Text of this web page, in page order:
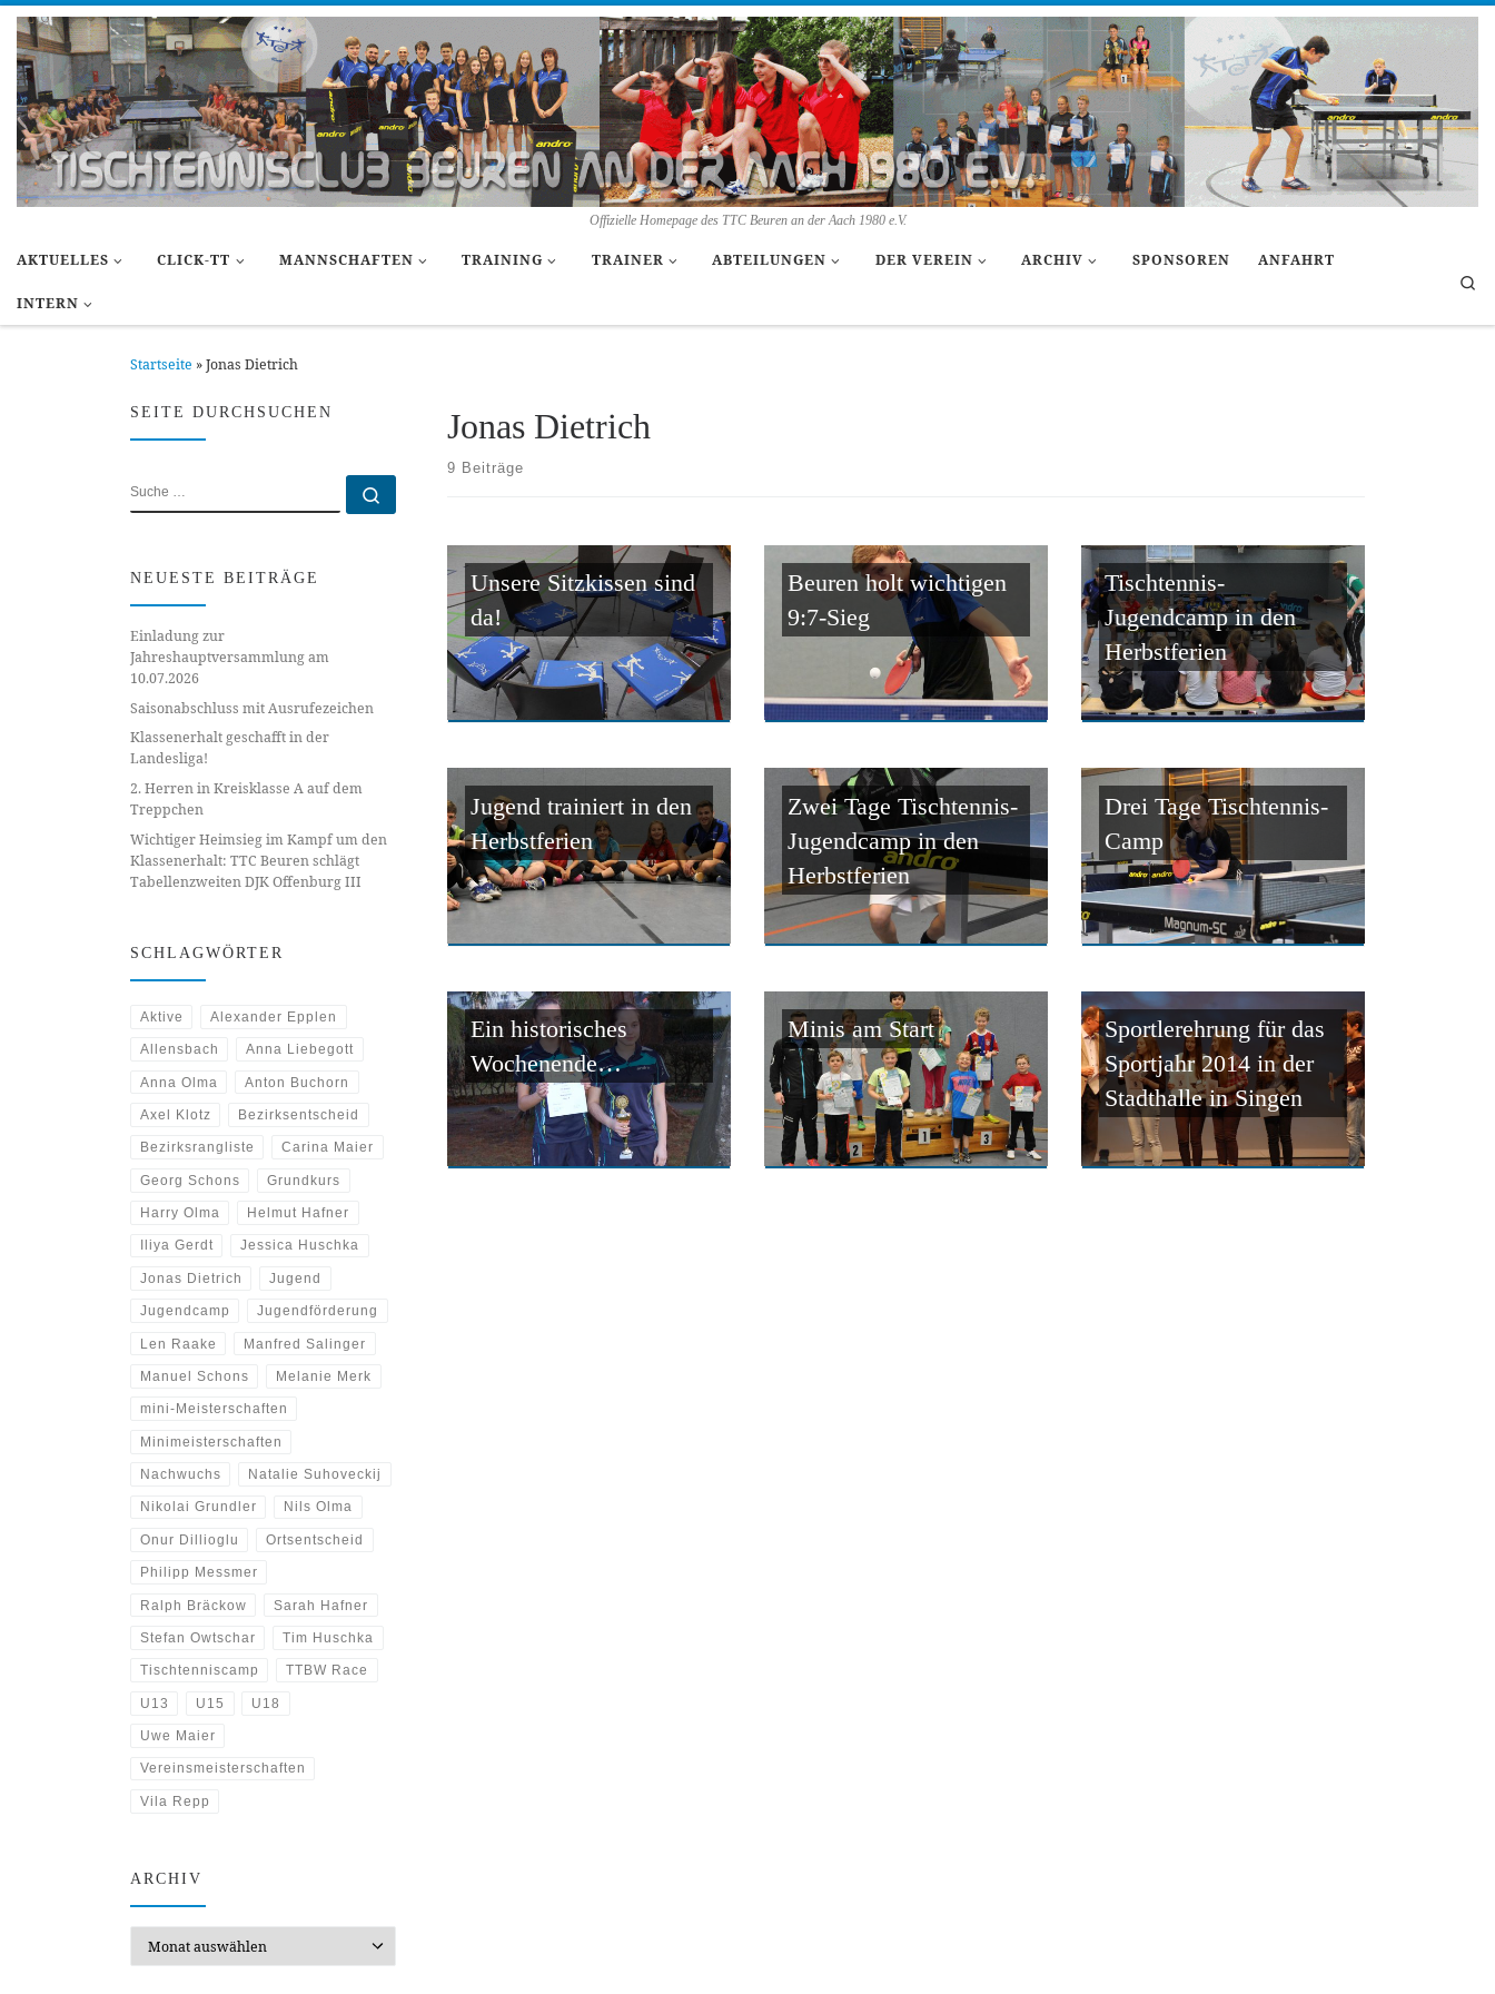
Zum Inhalt springen
Offizielle Homepage des TTC Beuren an der Aach 1980 e.V.
AKTUELLES CLICK-TT MANNSCHAFTEN TRAINING TRAINER ABTEILUNGEN DER VEREIN ARCHIV SPONSOREN ANFAHRT
INTERN
Startseite »Jonas Dietrich
Jonas Dietrich
9 Beiträge
Unsere Sitzkissen sind
da!
Beuren holt wichtigen
9:7-Sieg
Tischtennis-
Jugendcamp in den
Herbstferien
Jugend trainiert in den
Herbstferien
Zwei Tage Tischtennis-
Jugendcamp in den
Herbstferien
Drei Tage Tischtennis-
Camp
Ein historisches
Wochenende…
Minis am Start
Sportlerehrung für das
Sportjahr 2014 in der
Stadthalle in Singen
SEITE DURCHSUCHEN
SUCHE
NEUESTE BEITRÄGE
Einladung zur
Jahreshauptversammlung am
10.07.2026
Saisonabschluss mit Ausrufezeichen
Klassenerhalt geschafft in der
Landesliga!
2. Herren in Kreisklasse A auf dem
Treppchen
Wichtiger Heimsieg im Kampf um den
Klassenerhalt: TTC Beuren schlägt
Tabellenzweiten DJK Offenburg III
SCHLAGWÖRTER
Aktive Alexander Epplen
Allensbach Anna Liebegott
Anna Olma Anton Buchorn
Axel Klotz Bezirksentscheid
Bezirksrangliste Carina Maier
Georg Schons Grundkurs
Harry Olma Helmut Hafner
Iliya Gerdt Jessica Huschka
Jonas Dietrich Jugend
Jugendcamp Jugendförderung
Len Raake Manfred Salinger
Manuel Schons Melanie Merk
mini-Meisterschaften
Minimeisterschaften
Nachwuchs Natalie Suhoveckij
Nikolai Grundler Nils Olma
Onur Dillioglu Ortsentscheid
Philipp Messmer
Ralph Bräckow Sarah Hafner
Stefan Owtschar Tim Huschka
Tischtenniscamp TTBW Race
U13 U15 U18
Uwe Maier
Vereinsmeisterschaften
Vila Repp
ARCHIV